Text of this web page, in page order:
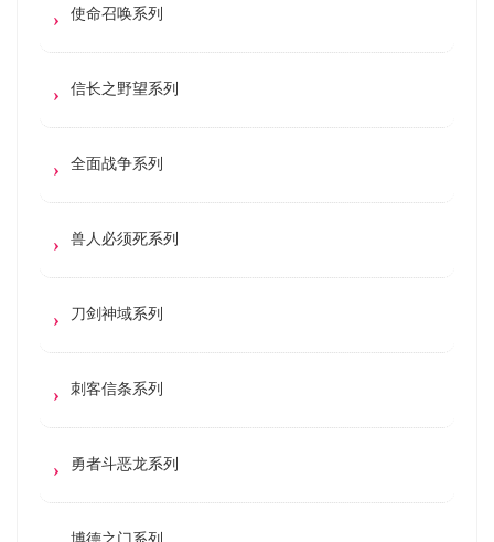
使命召唤系列
信长之野望系列
全面战争系列
兽人必须死系列
刀剑神域系列
刺客信条系列
勇者斗恶龙系列